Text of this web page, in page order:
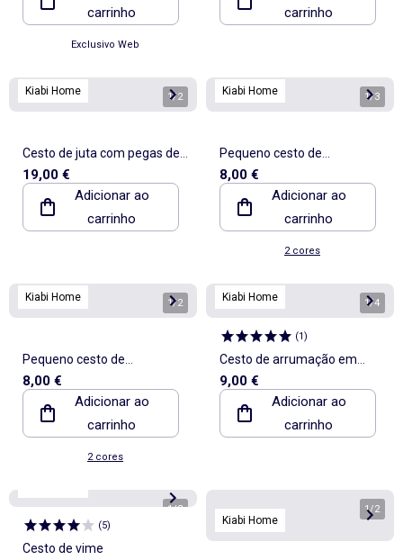
carrinho
Exclusivo Web
carrinho
Kiabi Home 1/2
Cesto de juta com pegas de
transporte
19,00 €
Adicionar ao
carrinho
Kiabi Home 1/3
Pequeno cesto de
arrumação em juta
8,00 €
Adicionar ao
carrinho
2 cores
Kiabi Home 1/2
Pequeno cesto de
arrumação em juta
8,00 €
Adicionar ao
carrinho
2 cores
Kiabi Home 1/4
(1)
Cesto de arrumação em
tecido
9,00 €
Adicionar ao
carrinho
1/3
(5)
Cesto de vime
Kiabi Home
1/2